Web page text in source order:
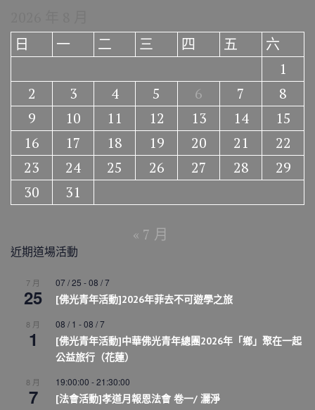
日
一 二 三 四 五
六
1
2
3 4 5 6 7
8
9
10 11 12 13 14
15
16
17 18 19 20 21
22
23
24 25 26 27 28
29
30
31
« 7 月
近期道場活動
7 月
25
07 / 25 -08 / 7
[佛光青年活動]2026年菲去不可遊學之旅
8 月
1
08 / 1 -08 / 7
[佛光青年活動]中華佛光青年總團2026年「鄉」聚在一起
公益旅行（花蓮）
8 月
7
19:00:00 -21:30:00
[法會活動]孝道月報恩法會 卷一/ 灑淨